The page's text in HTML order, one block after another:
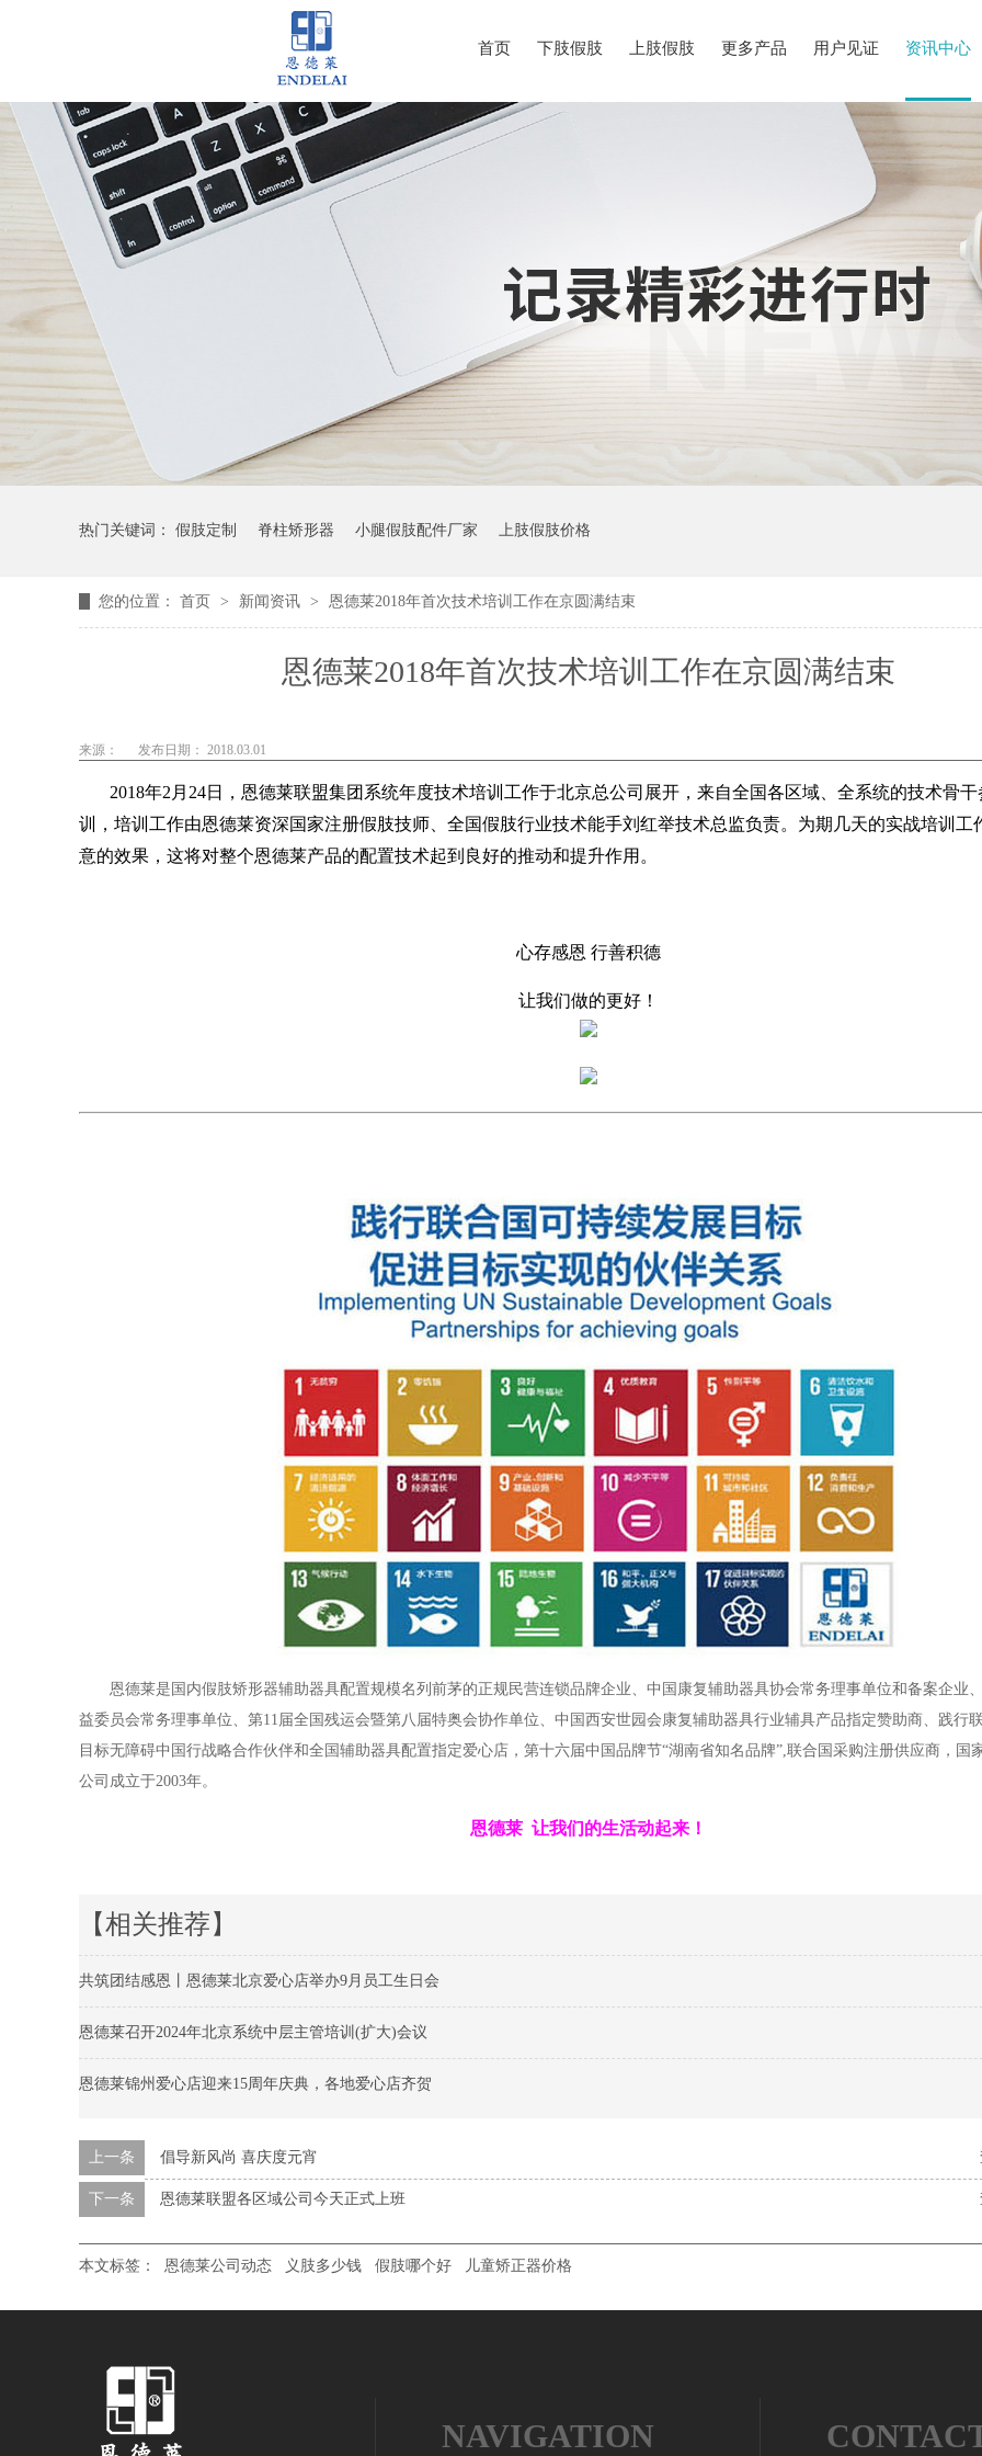
首页 下肢假肢 上肢假肢 更多产品 用户见证 资讯中心
热门关键词： 假肢定制 脊柱矫形器 小腿假肢配件厂家 上肢假肢价格
您的位置： 首页 > 新闻资讯 > 恩德莱2018年首次技术培训工作在京圆满结束
恩德莱2018年首次技术培训工作在京圆满结束
来源： 发布日期： 2018.03.01
2018年2月24日，恩德莱联盟集团系统年度技术培训工作于北京总公司展开，来自全国各区域、全系统的技术骨
训，培训工作由恩德莱资深国家注册假肢技师、全国假肢行业技术能手刘红举技术总监负责。为期几天的实战培训工
意的效果，这将对整个恩德莱产品的配置技术起到良好的推动和提升作用。
心存感恩 行善积德
让我们做的更好！
恩德莱是国内假肢矫形器辅助器具配置规模名列前茅的正规民营连锁品牌企业、中国康复辅助器具协会常务理事单位和备案企业
益委员会常务理事单位、第11届全国残运会暨第八届特奥会协作单位、中国西安世园会康复辅助器具行业辅具产品指定赞助商、践行
目标无障碍中国行战略合作伙伴和全国辅助器具配置指定爱心店，第十六届中国品牌节“湖南省知名品牌”,联合国采购注册供应商，国
公司成立于2003年。
恩德莱 让我们的生活动起来！
【相关推荐】
共筑团结感恩丨恩德莱北京爱心店举办9月员工生日会
恩德莱召开2024年北京系统中层主管培训(扩大)会议
恩德莱锦州爱心店迎来15周年庆典，各地爱心店齐贺
上一条 倡导新风尚 喜庆度元宵
下一条 恩德莱联盟各区域公司今天正式上班
本文标签： 恩德莱公司动态 义肢多少钱 假肢哪个好 儿童矫正器价格
NAVIGATION